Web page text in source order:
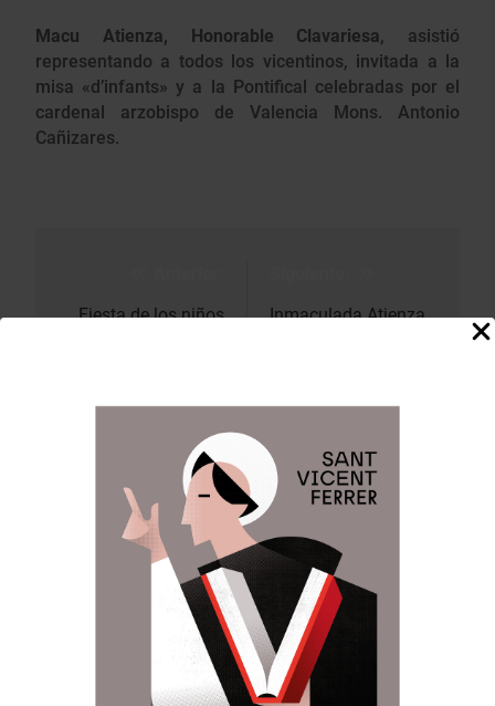
Macu Atienza, Honorable Clavariesa, asistió
representando a todos los vicentinos, invitada a la
misa «d’infants» y a la Pontifical celebradas por el
cardenal arzobispo de Valencia Mons. Antonio
Cañizares.
deFiesta de los niños
Inmaculada Atienza,
DEJA UNA RESPUESTA
Tu dirección de correo electrónico no será
Los campos obligatorios están